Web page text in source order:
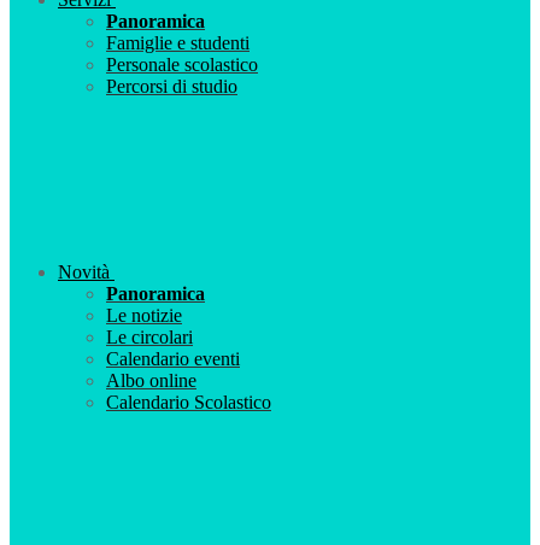
Panoramica
Famiglie e studenti
Personale scolastico
Percorsi di studio
Novità
Panoramica
Le notizie
Le circolari
Calendario eventi
Albo online
Calendario Scolastico